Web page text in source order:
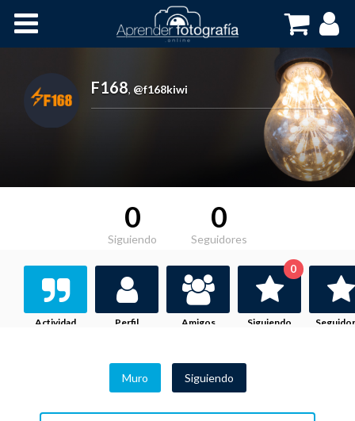
F168, @f168kiwi
0
Siguiendo
0
Seguidores
Actividad Perfil Amigos Siguiendo
0
Muro Siguiendo